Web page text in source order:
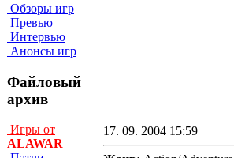
Обзоры игр
Превью
Интервью
Анонсы игр
Файловый
архив
Игры от
ALAWAR
17. 09. 2004 15:59